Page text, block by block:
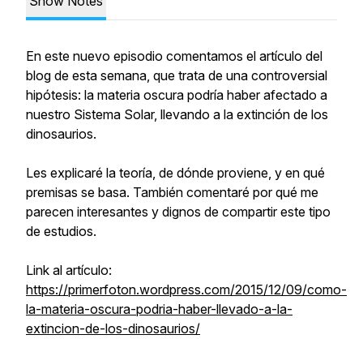
En este nuevo episodio comentamos el artículo del
blog de esta semana, que trata de una controversial
hipótesis: la materia oscura podría haber afectado a
nuestro Sistema Solar, llevando a la extinción de los
dinosaurios.
Les explicaré la teoría, de dónde proviene, y en qué
premisas se basa. También comentaré por qué me
parecen interesantes y dignos de compartir este tipo
de estudios.
Link al artículo:
https://primerfoton.wordpress.com/2015/12/09/como-
la-materia-oscura-podria-haber-llevado-a-la-
extincion-de-los-dinosaurios/